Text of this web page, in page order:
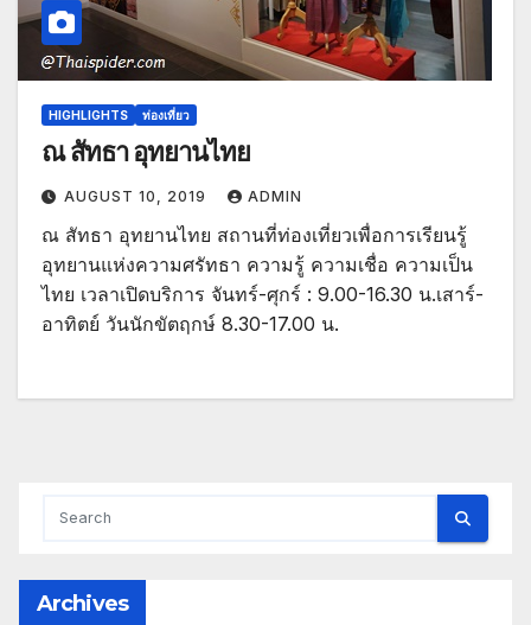
HIGHLIGHTS ท่องเที่ยว
ณ สัทธา อุทยานไทย
AUGUST 10, 2019 ADMIN
ณ สัทธา อุทยานไทย สถานที่ท่องเที่ยวเพื่อการเรียนรู้
อุทยานแห่งความศรัทธา ความรู้ ความเชื่อ ความเป็น
ไทย เวลาเปิดบริการ จันทร์-ศุกร์ : 9.00-16.30 น.เสาร์-
อาทิตย์ วันนักขัตฤกษ์ 8.30-17.00 น.
Archives